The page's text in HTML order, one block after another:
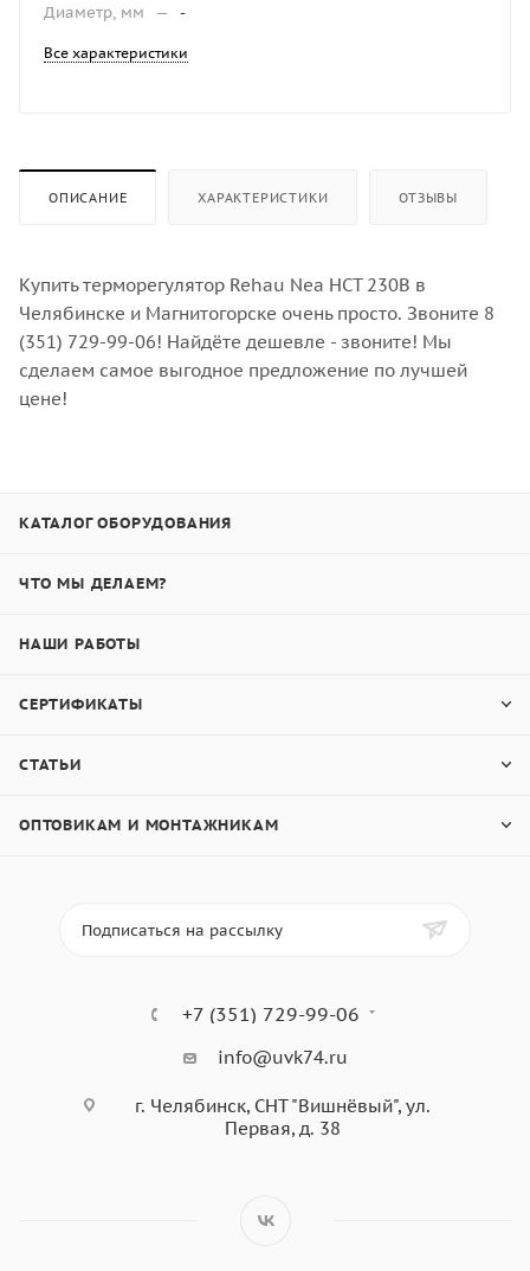
Диаметр, мм
— -
Все характеристики
ОПИСАНИЕ ХАРАКТЕРИСТИКИ ОТЗЫВЫ
Купить терморегулятор Rehau Nea HСT 230B в
Челябинске и Магнитогорске очень просто. Звоните 8
(351) 729-99-06! Найдёте дешевле - звоните! Мы
сделаем самое выгодное предложение по лучшей
цене!
КАТАЛОГ ОБОРУДОВАНИЯ
ЧТО МЫ ДЕЛАЕМ?
НАШИ РАБОТЫ
СЕРТИФИКАТЫ
СТАТЬИ
ОПТОВИКАМ И МОНТАЖНИКАМ
Подписаться на рассылку
+7 (351) 729-99-06
info@uvk74.ru
г. Челябинск, СНТ "Вишнёвый", ул.
Первая, д. 38